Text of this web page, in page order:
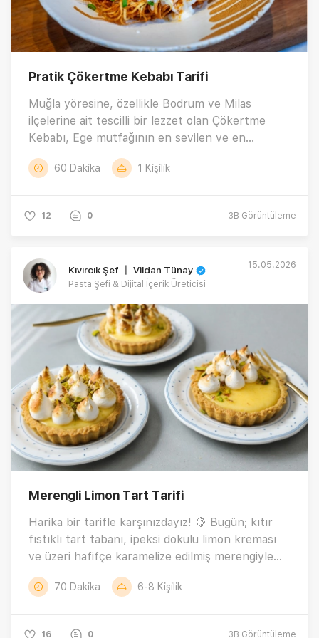
Pratik Çökertme Kebabı Tarifi
Muğla yöresine, özellikle Bodrum ve Milas
ilçelerine ait tescilli bir lezzet olan Çökertme
Kebabı, Ege mutfağının en sevilen ve en
karakteristik tariflerinden biridir. Üstelik bu
enfes tarifi hazırlamak artık çok daha pratik!
edebilir hem de lezzetten ödün vermeden
hazırlayabilirsiniz. İncecik kızartılmış çıtır
patatesler, lokum gibi yumuşacık dana bonfile ve
üzerine gezdirilen nefis sosuyla sofraların yıldızı
olmaya aday bu eşsiz lezzetin tüm detayları
aşağıda sizi bekliyor. 🧡
60 Dakika 1 Kişilik
12 0 3B Görüntüleme
Kıvırcık Şef 〡 Vildan Tünay
Pasta Şefi & Dijital İçerik Üreticisi
15.05.2026
Merengli Limon Tart Tarifi
Harika bir tarifle karşınızdayız! 🍋 Bugün; kıtır
fıstıklı tart tabanı, ipeksi dokulu limon kreması
ve üzeri hafifçe karamelize edilmiş merengiyle
kat kat lezzet sunan nefis bir tatlı hazırlıyoruz.
Her lokmada ekşi ve tatlının kusursuz dengesi,
70 Dakika 6-8 Kişilik
16 0 3B Görüntüleme